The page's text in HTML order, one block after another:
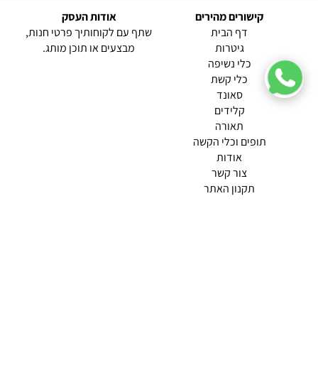
קישורים מהירים
דף הבית
גיטרות
כלי נשיפה
כלי קשת
סאונד
קלידים
תאורה
תופים וכלי הקשה
אודות
צור קשר
(current)
תקנון האתר
אודות העסק
שתף עם לקוחותיך פרטי חנות,
מבצעים או תוכן מותג.